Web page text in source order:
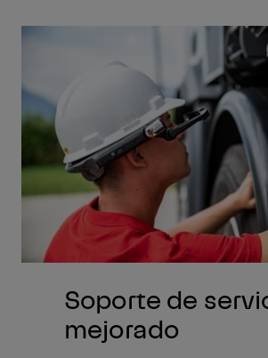
Soporte de
mejorado